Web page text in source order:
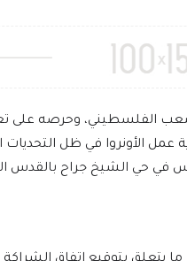
الفلسطيني، وحرصه على
الأونروا في ظل التحديات
في حي الشيخ جراح بالقدس